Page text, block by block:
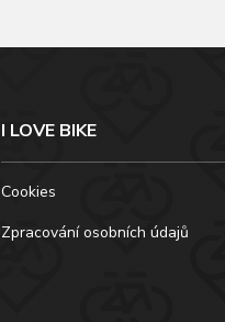
I LOVE BIKE
Cookies
Zpracování osobních údajů